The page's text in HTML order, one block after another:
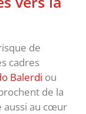
de
cadres
Balerdi ou
de la
aussi au cœur